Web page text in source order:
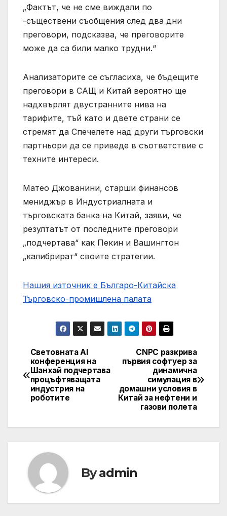
„Фактът, че не сме виждали по
-съществени съобщения след два дни
преговори, подсказва, че преговорите
може да са били малко трудни.“
Анализаторите се съгласиха, че бъдещите
преговори в САЩ и Китай вероятно ще
надхвърлят двустранните нива на
тарифите, тъй като и двете страни се
стремят да Спечелете над други търговски
партньори да се приведе в съответствие с
техните интереси.
Матео Джованини, старши финансов
мениджър в Индустриалната и
търговската банка на Китай, заяви, че
резултатът от последните преговори
„подчертава“ как Пекин и Вашингтон
„калибрират“ своите стратегии.
Нашия източник е Българо-Китайска
Търговско-промишлена палaта
Post
navigation
CNPC разкрива
първия софтуер за
динамична
симулация в
домашни условия в
Китай за нефтени и
газови полета
Световната AI
конференция на
Шанхай подчертава
процъфтяващата
индустрия на
роботите
Byadmin